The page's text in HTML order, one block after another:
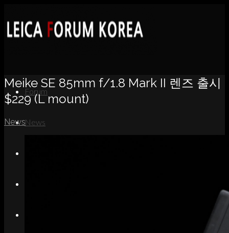
Forum
News
Meike SE 85mm f/1.8 Mark II 렌즈 출시
$229 (L mount)
News